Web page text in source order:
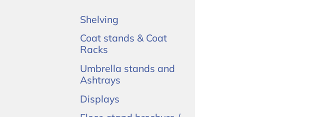
Shelving
Coat stands & Coat
Racks
Umbrella stands and
Ashtrays
Displays